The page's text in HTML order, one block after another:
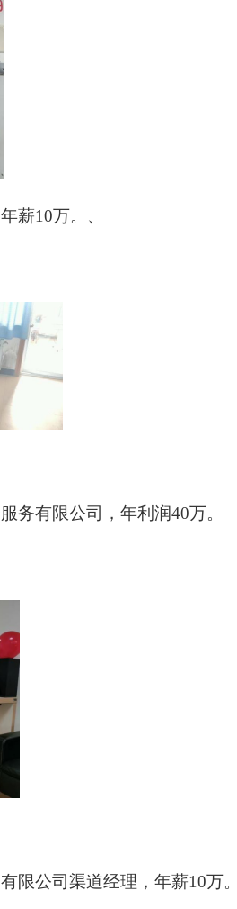
薪10万。、
务有限公司，年利润40万。
限公司渠道经理，年薪10万。